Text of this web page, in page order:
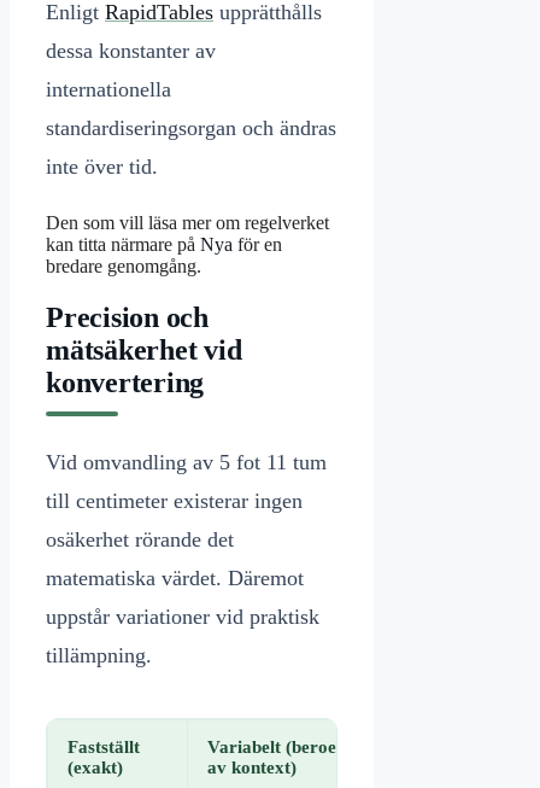
Enligt RapidTables upprätthålls
dessa konstanter av
internationella
standardiseringsorgan och ändras
inte över tid.
Den som vill läsa mer om regelverket
kan titta närmare på Nya för en
bredare genomgång.
Precision och
mätsäkerhet vid
konvertering
Vid omvandling av 5 fot 11 tum
till centimeter existerar ingen
osäkerhet rörande det
matematiska värdet. Däremot
uppstår variationer vid praktisk
tillämpning.
Fastställt
(exakt)
Variabelt (beroende
av kontext)